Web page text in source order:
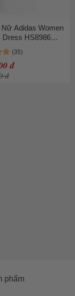
Adidas Women
Dress HS8986
Size S
đ
đ
phẩm